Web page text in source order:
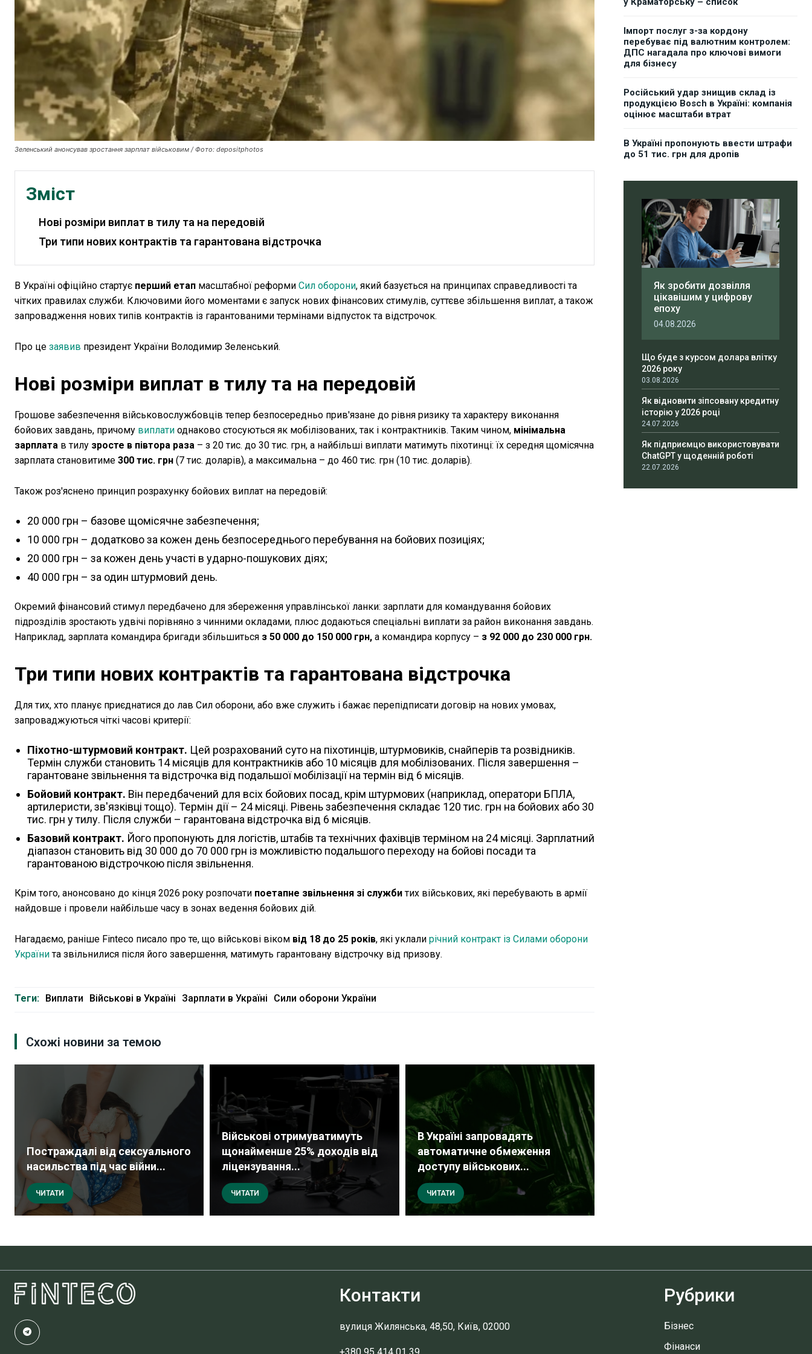
Зеленський анонсував зростання зарплат військовим / Фото: depositphotos
Зміст
Нові розміри виплат в тилу та на передовій
Три типи нових контрактів та гарантована відстрочка
В Україні офіційно стартує перший етап масштабної реформи Сил оборони, який базується на принципах справедливості та
чітких правилах служби. Ключовими його моментами є запуск нових фінансових стимулів, суттєве збільшення виплат, а також
запровадження нових типів контрактів із гарантованими термінами відпусток та відстрочок.
Про це заявив президент України Володимир Зеленський.
Нові розміри виплат в тилу та на передовій
Грошове забезпечення військовослужбовців тепер безпосередньо прив'язане до рівня ризику та характеру виконання
бойових завдань, причому виплати однаково стосуються як мобілізованих, так і контрактників. Таким чином, мінімальна
зарплата в тилу зросте в півтора раза – з 20 тис. до 30 тис. грн, а найбільші виплати матимуть піхотинці: їх середня щомісячна
зарплата становитиме 300 тис. грн (7 тис. доларів), а максимальна – до 460 тис. грн (10 тис. доларів).
Також роз'яснено принцип розрахунку бойових виплат на передовій:
20 000 грн – базове щомісячне забезпечення;
10 000 грн – додатково за кожен день безпосереднього перебування на бойових позиціях;
20 000 грн – за кожен день участі в ударно-пошукових діях;
40 000 грн – за один штурмовий день.
Окремий фінансовий стимул передбачено для збереження управлінської ланки: зарплати для командування бойових
підрозділів зростають удвічі порівняно з чинними окладами, плюс додаються спеціальні виплати за район виконання завдань.
Наприклад, зарплата командира бригади збільшиться з 50 000 до 150 000 грн, а командира корпусу – з 92 000 до 230 000 грн.
Три типи нових контрактів та гарантована відстрочка
Для тих, хто планує приєднатися до лав Сил оборони, або вже служить і бажає перепідписати договір на нових умовах,
запроваджуються чіткі часові критерії:
Піхотно-штурмовий контракт. Цей розрахований суто на піхотинців, штурмовиків, снайперів та розвідників.
Термін служби становить 14 місяців для контрактників або 10 місяців для мобілізованих. Після завершення –
гарантоване звільнення та відстрочка від подальшої мобілізації на термін від 6 місяців.
Бойовий контракт. Він передбачений для всіх бойових посад, крім штурмових (наприклад, оператори БПЛА,
артилеристи, зв'язківці тощо). Термін дії – 24 місяці. Рівень забезпечення складає 120 тис. грн на бойових або 30
тис. грн у тилу. Після служби – гарантована відстрочка від 6 місяців.
Базовий контракт. Його пропонують для логістів, штабів та технічних фахівців терміном на 24 місяці. Зарплатний
діапазон становить від 30 000 до 70 000 грн із можливістю подальшого переходу на бойові посади та
гарантованою відстрочкою після звільнення.
Крім того, анонсовано до кінця 2026 року розпочати поетапне звільнення зі службитих військових, які перебувають в армії
найдовше і провели найбільше часу в зонах ведення бойових дій.
Нагадаємо, раніше Finteco писало про те, що військові віком від 18 до 25 років, які уклали річний контракт із Силами оборони
Українита звільнилися після його завершення, матимуть гарантовану відстрочку від призову.
Теги: Виплати Військові в Україні Зарплати в Україні Сили оборони України
Схожі новини за темою
Постраждалі від сексуального
насильства під час війни...
ЧИТАТИ
Військові отримуватимуть
щонайменше 25% доходів від
ліцензування...
ЧИТАТИ
В Україні запровадять
автоматичне обмеження
доступу військових...
ЧИТАТИ
Імпорт послуг з-за кордону
перебуває під валютним контролем:
ДПС нагадала про ключові вимоги
для бізнесу
Російський удар знищив склад із
продукцією Bosch в Україні: компанія
оцінює масштаби втрат
В Україні пропонують ввести штрафи
до 51 тис. грн для дропів
Як зробити дозвілля
цікавішим у цифрову
епоху
04.08.2026
Що буде з курсом долара влітку
2026 року
03.08.2026
Як відновити зіпсовану кредитну
історію у 2026 році
24.07.2026
Як підприємцю використовувати
ChatGPT у щоденній роботі
22.07.2026
Контакти
вулиця Жилянська, 48,50, Київ, 02000
Рубрики
Бізнес
Фінанси